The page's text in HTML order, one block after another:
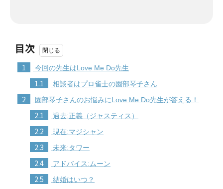
目次
1 今回の先生はLove Me Do先生
1.1 相談者はプロ雀士の園部琴子さん
2 園部琴子さんのお悩みにLove Me Do先生が答える！
2.1 過去:正義（ジャスティス）
2.2 現在:マジシャン
2.3 未来:タワー
2.4 アドバイス:ムーン
2.5 結婚はいつ？